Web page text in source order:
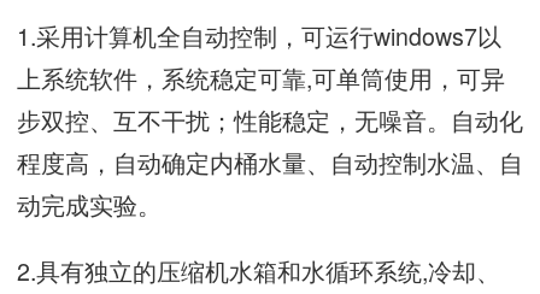
1.采用计算机全自动控制，可运行windows7以
上系统软件，系统稳定可靠,可单筒使用，可异
步双控、互不干扰；性能稳定，无噪音。自动化
程度高，自动确定内桶水量、自动控制水温、自
动完成实验。
2.具有独立的压缩机水箱和水循环系统,冷却、